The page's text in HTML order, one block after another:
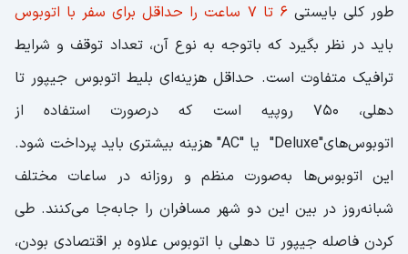
طور کلی بایستی 6 تا 7 ساعت را حداقل برای سفر با اتوبوس
باید در نظر بگیرد که باتوجه به نوع آن، تعداد توقف و شرایط
ترافیک متفاوت است. حداقل هزینه‌ای بلیط اتوبوس جیپور تا
دهلی، 750 روپیه است که درصورت استفاده از
اتوبوس‌های"Deluxe" یا "AC" هزینه بیشتری باید پرداخت شود.
این اتوبوس‌ها به‌صورت منظم و روزانه در ساعات مختلف
شبانه‌روز در بین این دو شهر مسافران را جابه‌جا می‌کنند. طی
کردن فاصله جیپور تا دهلی با اتوبوس علاوه بر اقتصادی بودن،